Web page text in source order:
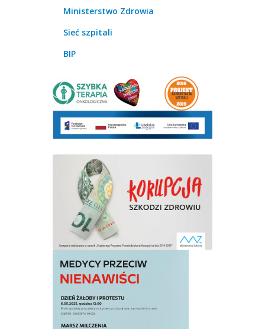
Ministerstwo Zdrowia
Sieć szpitali
BIP